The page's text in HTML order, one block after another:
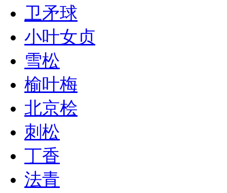
卫矛球
小叶女贞
雪松
榆叶梅
北京桧
刺松
丁香
法青